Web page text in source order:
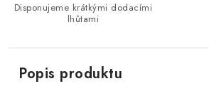
Disponujeme krátkými dodacími
lhůtami
Popis produktu